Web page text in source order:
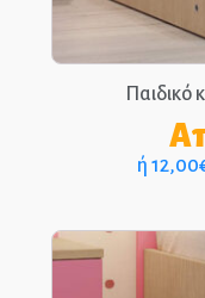
Παιδικό
ή